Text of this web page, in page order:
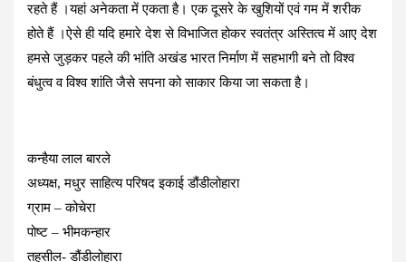
रहते हैं ।यहां अनेकता में एकता है। एक दूसरे के खुशियों एवं गम में शरीक
होते हैं ।ऐसे ही यदि हमारे देश से विभाजित होकर स्वतंत्र अस्तित्व में आए देश
हमसे जुड़कर पहले की भांति अखंड भारत निर्माण में सहभागी बने तो विश्व
बंधुत्व व विश्व शांति जैसे सपना को साकार किया जा सकता है।
कन्हैया लाल बारले
अध्यक्ष, मधुर साहित्य परिषद इकाई डौंडीलोहारा
ग्राम – कोचेरा
पोष्ट – भीमकन्हार
तहसील- डौंडीलोहारा